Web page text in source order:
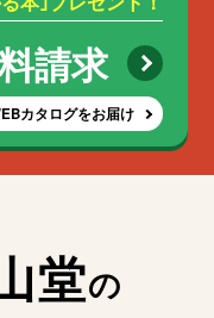
請求
カタログをお届け
堂の